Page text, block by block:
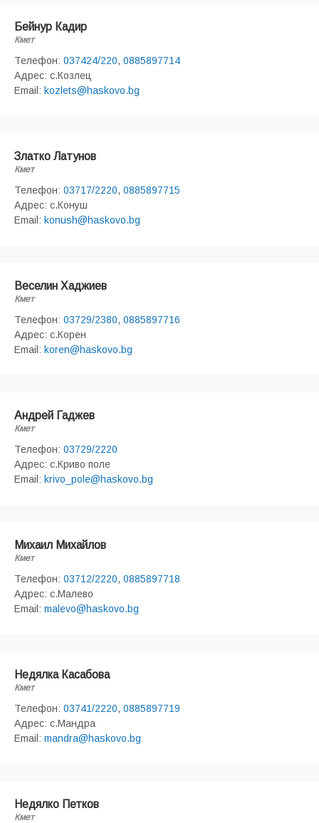
Бейнур Кадир
Кмет
Телефон: 037424/220, 0885897714
Адрес: с.Козлец
Email: kozlets@haskovo.bg
Златко Латунов
Кмет
Телефон: 03717/2220, 0885897715
Адрес: с.Конуш
Email: konush@haskovo.bg
Веселин Хаджиев
Кмет
Телефон: 03729/2380, 0885897716
Адрес: с.Корен
Email: koren@haskovo.bg
Андрей Гаджев
Кмет
Телефон: 03729/2220
Адрес: с.Криво поле
Email: krivo_pole@haskovo.bg
Михаил Михайлов
Кмет
Телефон: 03712/2220, 0885897718
Адрес: с.Малево
Email: malevo@haskovo.bg
Недялка Касабова
Кмет
Телефон: 03741/2220, 0885897719
Адрес: с.Мандра
Email: mandra@haskovo.bg
Недялко Петков
Кмет